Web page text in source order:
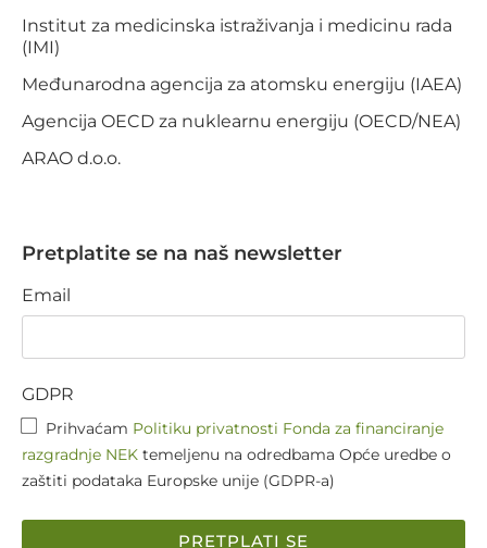
Institut za medicinska istraživanja i medicinu rada
(IMI)
Međunarodna agencija za atomsku energiju (IAEA)
Agencija OECD za nuklearnu energiju (OECD/NEA)
ARAO d.o.o.
Pretplatite se na naš newsletter
Email
GDPR
Prihvaćam Politiku privatnosti Fonda za financiranje
razgradnje NEK temeljenu na odredbama Opće uredbe o
zaštiti podataka Europske unije (GDPR-a)
PRETPLATI SE